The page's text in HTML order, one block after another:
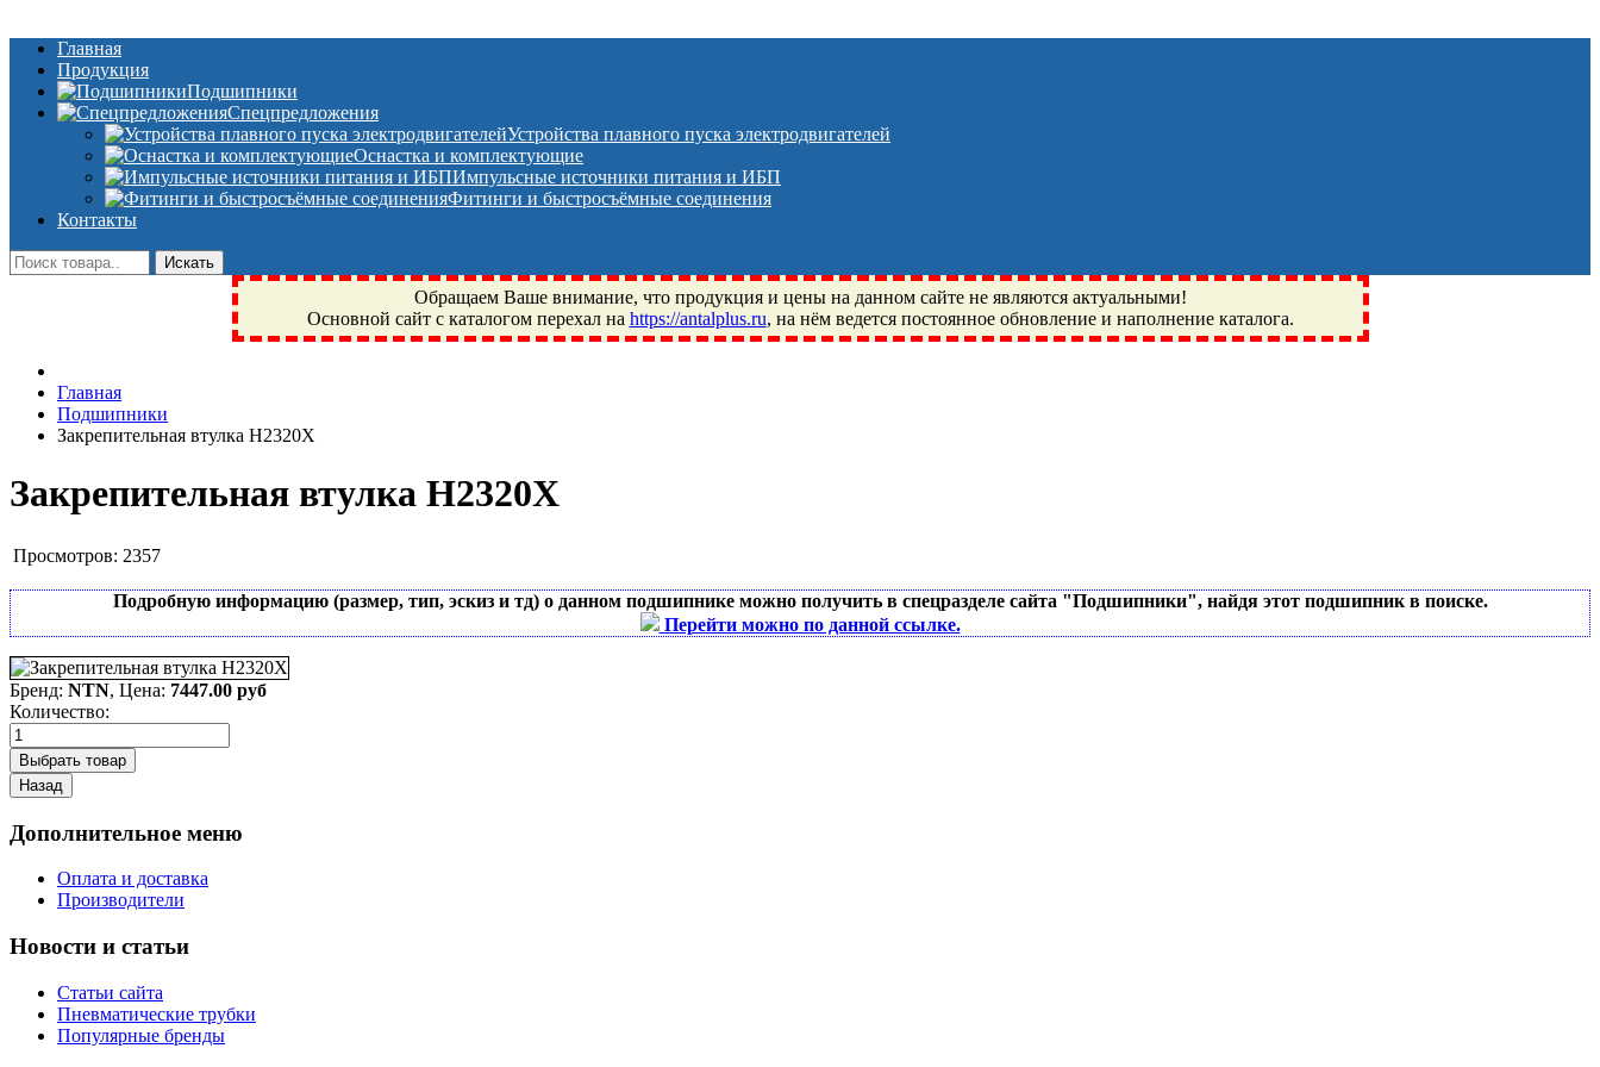
Главная
Продукция
Подшипники
Спецпредложения
Устройства плавного пуска электродвигателей
Оснастка и комплектующие
Импульсные источники питания и ИБП
Фитинги и быстросъёмные соединения
Контакты
Обращаем Ваше внимание, что продукция и цены на данном сайте не являются актуальными!
Основной сайт с каталогом перехал на https://antalplus.ru, на нём ведется постоянное обновление и наполнение каталога.
Фрязино, Антал+, плюс, Свердловский, Загорянский, Юбилейный, Щелково, Москва, Пушкино, Королёв, Балашиха, Фряново, Монино, Ивантеевка, подшипники, пневматика, метизы,
техника, сварочные аппараты, NIS, NSK, JED, KPT, NXZ, ГПЗ, Neutral, WHX, ZWZ, CRAFT, СПЗ-4, NECTECH, KG, LQY, DPI, BSN, SPZ, РФ, BMZ, ХАРП, CX, РОЛТОМ, APZ, FBJ, KYK,
NTN, SKF, купить, заказать
Главная
Подшипники
Закрепительная втулка H2320X
Закрепительная втулка H2320X
Просмотров: 2357
Подробную информацию (размер, тип, эскиз и тд) о данном подшипнике можно получить в спецразделе сайта "Подшипники", найдя этот подшипник в поиске.
Перейти можно по данной ссылке.
Бренд: NTN, Цена: 7447.00 руб
Количество:
Дополнительное меню
Оплата и доставка
Производители
Новости и статьи
Статьи сайта
Пневматические трубки
Популярные бренды